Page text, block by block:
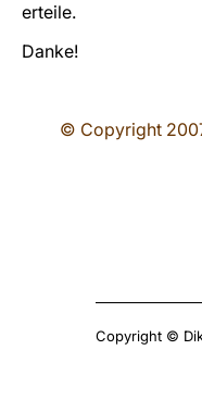
erteile.
Danke!
© Copyright
Copyright ©